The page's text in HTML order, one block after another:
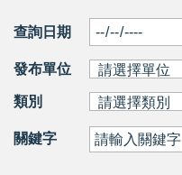
查詢日期
發布單位
類別
關鍵字